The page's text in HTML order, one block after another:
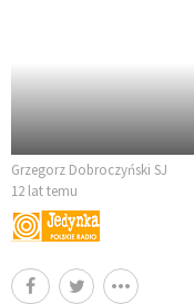
Grzegorz Dobroczyński SJ
12 lat temu